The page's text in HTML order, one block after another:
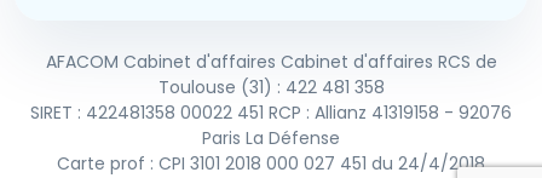
AFACOM Cabinet d'affaires Cabinet d'affaires RCS de
Toulouse (31) : 422 481 358
SIRET : 422481358 00022 451 RCP : Allianz 41319158 - 92076
Paris La Défense
Carte prof : CPI 3101 2018 000 027 451 du 24/4/2018